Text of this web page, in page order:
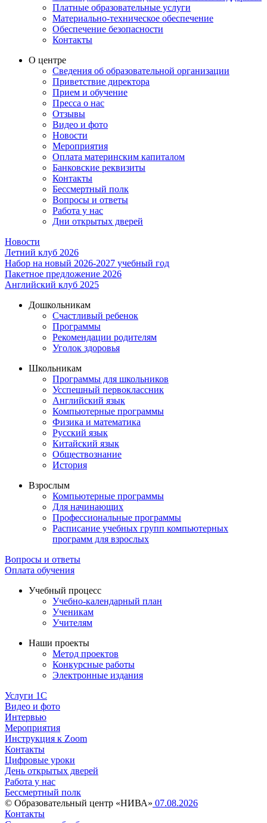
Платные образовательные услуги
Материально-техническое обеспечение
Обеспечение безопасности
Контакты
О центре
Сведения об образовательной организации
Приветствие директора
Прием и обучение
Пресса о нас
Отзывы
Видео и фото
Новости
Мероприятия
Оплата материнским капиталом
Банковские реквизиты
Контакты
Бессмертный полк
Вопросы и ответы
Работа у нас
Дни открытых дверей
Новости
Летний клуб 2026
Набор на новый 2026-2027 учебный год
Пакетное предложение 2026
Английский клуб 2025
Дошкольникам
Счастливый ребенок
Программы
Рекомендации родителям
Уголок здоровья
Школьникам
Программы для школьников
Усспешный первоклассник
Английский язык
Компьютерные программы
Физика и математика
Русский язык
Китайский язык
Обществознание
История
Взрослым
Компьютерные программы
Для начинающих
Профессиональные программы
Расписание учебных групп компьютерных
программ для взрослых
Вопросы и ответы
Оплата обучения
Учебный процесс
Учебно-календарный план
Ученикам
Учителям
Наши проекты
Метод проектов
Конкурсные работы
Электронные издания
Услуги 1C
Видео и фото
Интервью
Мероприятия
Инструкция к Zoom
Контакты
Цифровые уроки
День открытых дверей
Работа у нас
Бессмертный полк
© Образовательный центр «НИВА» 07.08.2026
Контакты